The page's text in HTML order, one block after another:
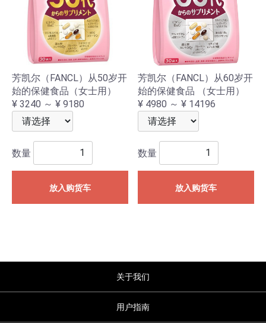
芳凯尔（FANCL）从50岁开
始的保健食品（女士用）
¥ 3240 ～ ¥ 9180
数量
放入购货车
芳凯尔（FANCL）从60岁开
始的保健食品 （女士用）
¥ 4980 ～ ¥ 14196
数量
放入购货车
关于我们
用户指南